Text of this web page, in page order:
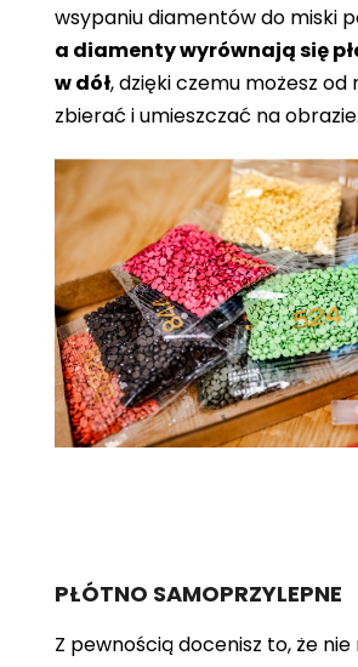
wsypaniu diamentów do miski
a diamenty wyrównają się
w dół, dzięki czemu możesz od
zbierać i umieszczać na obrazie.
PŁÓTNO SAMOPRZYLEPNE
Z pewnością docenisz to, że nie